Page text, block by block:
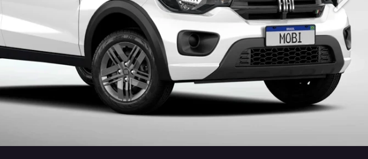
Próximo